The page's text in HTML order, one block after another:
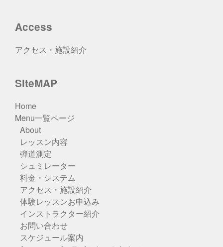
Access
アクセス・施設紹介
SiteMAP
Home
Menu一覧ページ
About
レッスン内容
弾道測定
シュミレーター
料金・システム
アクセス・施設紹介
体験レッスンお申込み
インストラクター紹介
お問い合わせ
スケジュール案内